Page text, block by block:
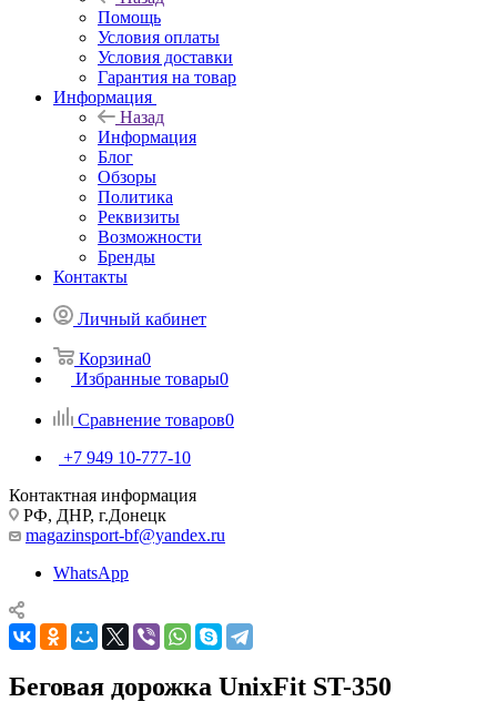
Помощь
Условия оплаты
Условия доставки
Гарантия на товар
Информация
Назад
Информация
Блог
Обзоры
Политика
Реквизиты
Возможности
Бренды
Контакты
Личный кабинет
Корзина0
Избранные товары0
Сравнение товаров0
+7 949 10-777-10
Контактная информация
РФ, ДНР, г.Донецк
magazinsport-bf@yandex.ru
WhatsApp
Беговая дорожка UnixFit ST-350